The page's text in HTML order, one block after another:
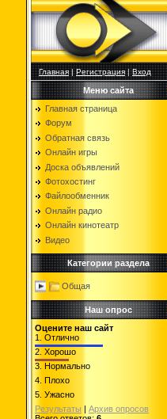
Главная|Регистрация|Вход
Меню сайта
Главная страница
Форум
Обратная связь
Онлайн игры
Доска объявлений
Фотохостинг
Файлообменник
Онлайн радио
Онлайн кинотеатр
Видео
Категории раздела
Общая
Наш опрос
Оцените наш сайт
1. Отлично
2. Хорошо
3. Нормально
4. Плохо
5. Ужасно
Результаты | Архив опросов